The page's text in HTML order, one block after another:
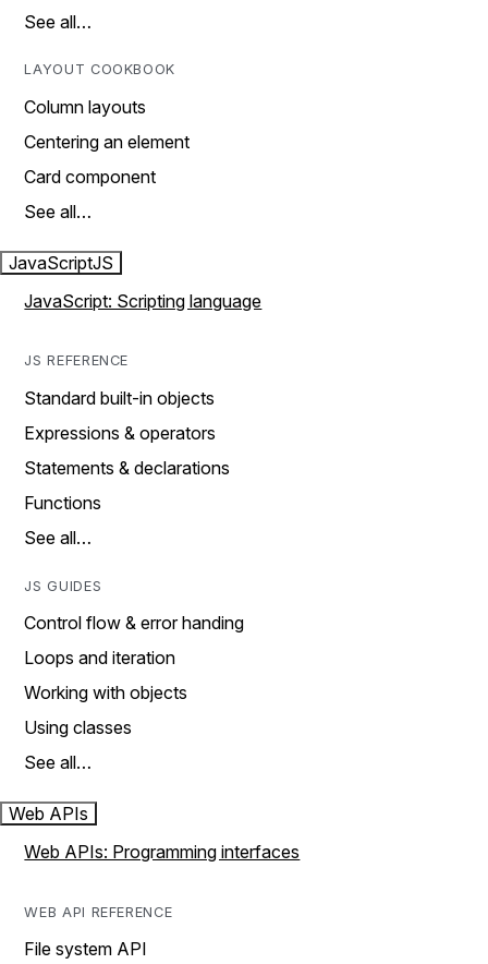
See all…
LAYOUT COOKBOOK
Column layouts
Centering an element
Card component
See all…
JavaScriptJS
JavaScript: Scripting language
JS REFERENCE
Standard built-in objects
Expressions & operators
Statements & declarations
Functions
See all…
JS GUIDES
Control flow & error handing
Loops and iteration
Working with objects
Using classes
See all…
Web APIs
Web APIs: Programming interfaces
WEB API REFERENCE
File system API